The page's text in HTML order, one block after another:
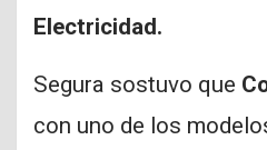
Electricidad.
Segura sostuvo que
con uno de los